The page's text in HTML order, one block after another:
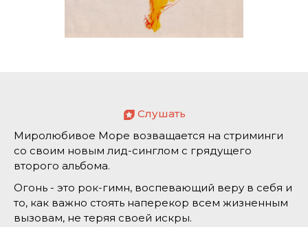
Слушать
Миролюбивое Море возващается на стриминги
со своим новым лид-синглом с грядущего
второго альбома.
Огонь - это рок-гимн, воспевающий веру в себя и
то, как важно стоять наперекор всем жизненным
вызовам, не теряя своей искры.